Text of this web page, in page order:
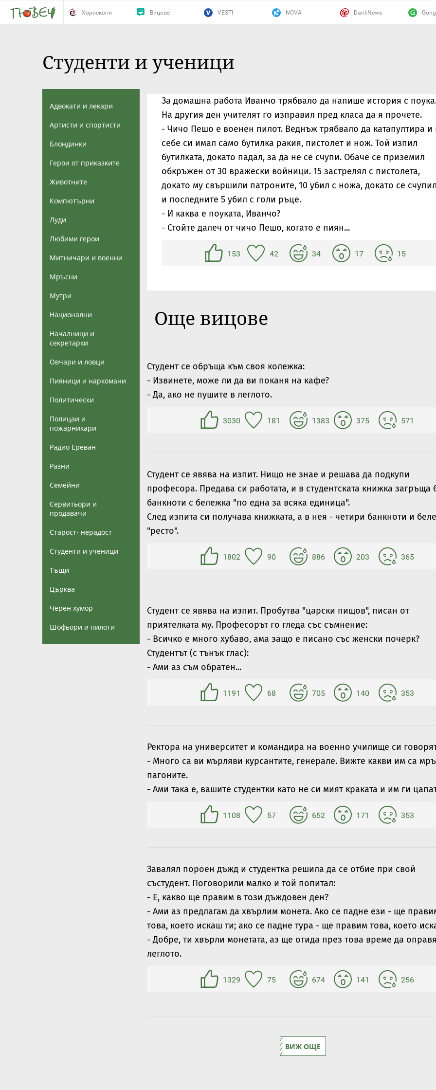
Хороскопи Вицове VESTI NOVA DarikNews Gong
Студенти и ученици
Адвокати и лекари
Артисти и спортисти
Блондинки
Герои от приказките
Животните
Компютърни
Луди
Любими герои
Митничари и военни
Мръсни
Мутри
Национални
Началници и
секретарки
Овчари и ловци
Пияници и наркомани
Политически
Полицаи и
пожарникари
Радио Ереван
Разни
Семейни
Сервитьори и
продавачи
Старост- нерадост
Студенти и ученици
Тъщи
Църква
Черен хумор
Шофьори и пилоти
За домашна работа Иванчо трябвало да напише история с
На другия ден учителят го изправил пред класа да я прочете.
- Чичо Пешо е военен пилот. Веднъж трябвало да катапултира и
себе си имал само бутилка ракия, пистолет и нож. Той изпил
бутилката, докато падал, за да не се счупи. Обаче се приземил
обкръжен от 30 вражески войници. 15 застрелял с пистолета,
докато му свършили патроните, 10 убил с ножа, докато се счупил
и последните 5 убил с голи ръце.
- И каква е поуката, Иванчо?
- Стойте далеч от чичо Пешо, когато е пиян...
153 42 34 17 15
Още вицове
Студент се обръща към своя колежка:
- Извинете, може ли да ви поканя на кафе?
- Да, ако не пушите в леглото.
3030 181 1383 375 571
Студент се явява на изпит. Нищо не знае и решава да подкупи
професора. Предава си работата, и в студентската книжка загръща
банкноти с бележка "по една за всяка единица".
След изпита си получава книжката, а в нея - четири банкноти и
"ресто".
1802 90 886 203 365
Студент се явява на изпит. Пробутва "царски пищов", писан от
приятелката му. Професорът го гледа със съмнение:
- Всичко е много хубаво, ама защо е писано със женски почерк?
Студентът (с тънък глас):
- Ами аз съм обратен...
1191 68 705 140 353
Ректора на университет и командира на военно училище си
- Много са ви мърляви курсантите, генерале. Вижте какви им са
пагоните.
- Ами така е, вашите студентки като не си мият краката и им ги
1108 57 652 171 353
Завалял пороен дъжд и студентка решила да се отбие при свой
състудент. Поговорили малко и той попитал:
- Е, какво ще правим в този дъждовен ден?
- Ами аз предлагам да хвърлим монета. Ако се падне ези - ще
това, което искаш ти; ако се падне тура - ще правим това, което
- Добре, ти хвърли монетата, аз ще отида през това време да оправя
леглото.
1329 75 674 141 256
ВИЖ ОЩЕ